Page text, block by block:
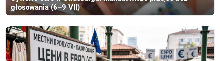
głosowania (6–9 VII)